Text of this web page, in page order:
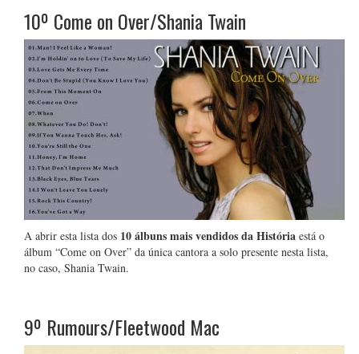
10º Come on Over/Shania Twain
A abrir esta lista dos 10 álbuns mais vendidos da História está o
álbum “Come on Over” da única cantora a solo presente nesta lista,
no caso, Shania Twain.
9º Rumours/Fleetwood Mac